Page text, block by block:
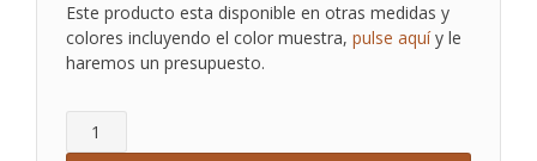
Este producto esta disponible en otras medidas y
colores incluyendo el color muestra, pulse aquíy le
haremos un presupuesto.
LIBRERO
LOUIS